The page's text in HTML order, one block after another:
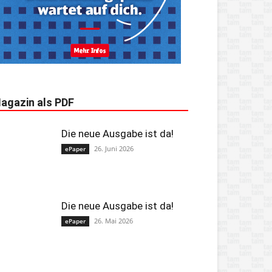
als PDF
Die neue Ausgabe ist da!
ePaper 26. Juni 2026
Die neue Ausgabe ist da!
ePaper 26. Mai 2026